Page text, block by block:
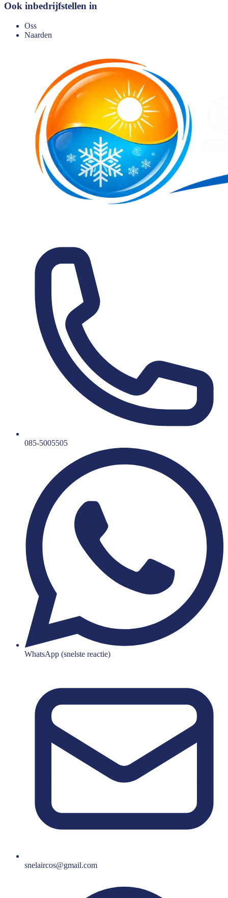
Ook inbedrijfstellen in
Oss
Naarden
085-5005505
WhatsApp (snelste reactie)
snelaircos@gmail.com